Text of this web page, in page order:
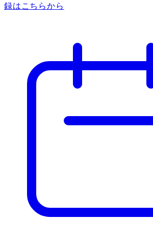
録はこちらから